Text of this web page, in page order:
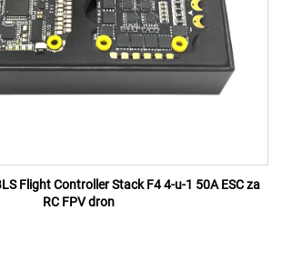
Flight Controller Stack F4 4-u-1 50A ESC za
RC FPV dron